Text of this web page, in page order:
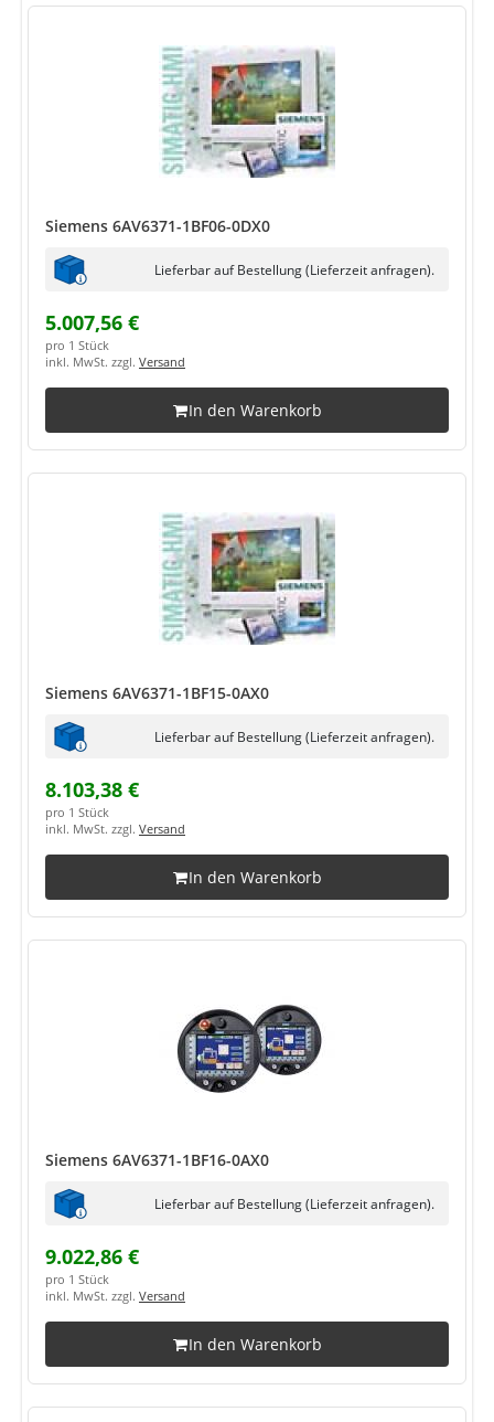
Siemens 6AV6371-1BF06-0DX0
Lieferbar auf Bestellung (Lieferzeit anfragen).
5.007,56 €
pro 1 Stück
inkl. MwSt. zzgl. Versand
In den Warenkorb
Siemens 6AV6371-1BF15-0AX0
Lieferbar auf Bestellung (Lieferzeit anfragen).
8.103,38 €
pro 1 Stück
inkl. MwSt. zzgl. Versand
In den Warenkorb
Siemens 6AV6371-1BF16-0AX0
Lieferbar auf Bestellung (Lieferzeit anfragen).
9.022,86 €
pro 1 Stück
inkl. MwSt. zzgl. Versand
In den Warenkorb